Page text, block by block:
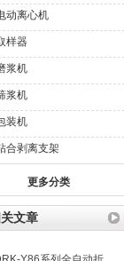
动离心机
样器
浆机
浆机
装机
合剥离支架
更多分类
文章